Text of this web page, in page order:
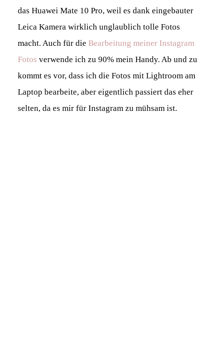
das Huawei Mate 10 Pro, weil es dank eingebauter
Leica Kamera wirklich unglaublich tolle Fotos
macht. Auch für die Bearbeitung meiner Instagram
Fotos verwende ich zu 90% mein Handy. Ab und zu
kommt es vor, dass ich die Fotos mit Lightroom am
Laptop bearbeite, aber eigentlich passiert das eher
selten, da es mir für Instagram zu mühsam ist.